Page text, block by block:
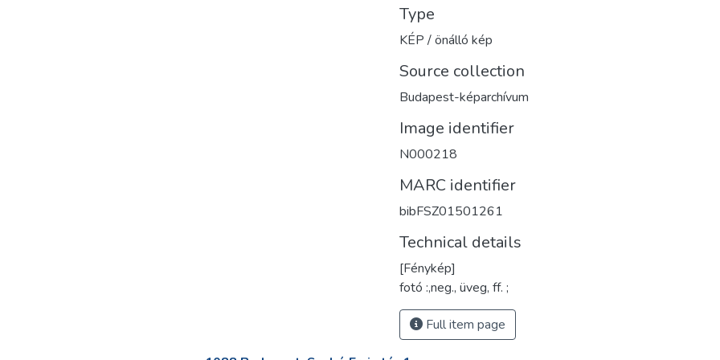
Type
KÉP / önálló kép
Source collection
Budapest-képarchívum
Image identifier
N000218
MARC identifier
bibFSZ01501261
Technical details
[Fénykép]
fotó :,neg., üveg, ff. ;
Full item page